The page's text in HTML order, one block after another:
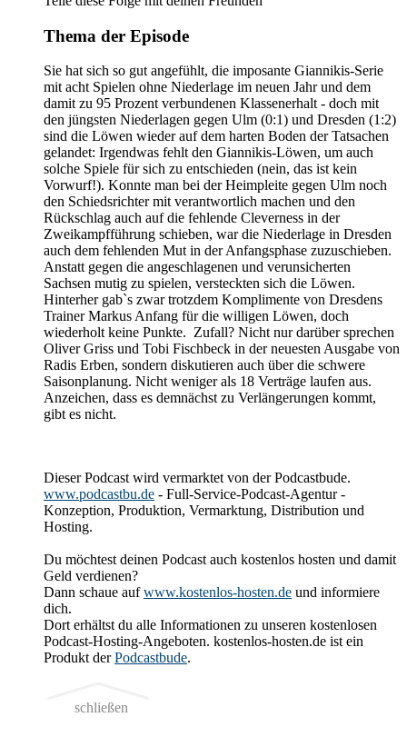
Thema der Episode
Sie hat sich so gut angefühlt, die imposante Giannikis-Serie
mit acht Spielen ohne Niederlage im neuen Jahr und dem
damit zu 95 Prozent verbundenen Klassenerhalt - doch mit
den jüngsten Niederlagen gegen Ulm (0:1) und Dresden (1:2)
sind die Löwen wieder auf dem harten Boden der Tatsachen
gelandet: Irgendwas fehlt den Giannikis-Löwen, um auch
solche Spiele für sich zu entschieden (nein, das ist kein
Vorwurf!). Konnte man bei der Heimpleite gegen Ulm noch
den Schiedsrichter mit verantwortlich machen und den
Rückschlag auch auf die fehlende Cleverness in der
Zweikampfführung schieben, war die Niederlage in Dresden
auch dem fehlenden Mut in der Anfangsphase zuzuschieben.
Anstatt gegen die angeschlagenen und verunsicherten
Sachsen mutig zu spielen, versteckten sich die Löwen.
Hinterher gab`s zwar trotzdem Komplimente von Dresdens
Trainer Markus Anfang für die willigen Löwen, doch
wiederholt keine Punkte. Zufall? Nicht nur darüber sprechen
Oliver Griss und Tobi Fischbeck in der neuesten Ausgabe von
Radis Erben, sondern diskutieren auch über die schwere
Saisonplanung. Nicht weniger als 18 Verträge laufen aus.
Anzeichen, dass es demnächst zu Verlängerungen kommt,
gibt es nicht.
Dieser Podcast wird vermarktet von der Podcastbude.
www.podcastbu.de - Full-Service-Podcast-Agentur -
Konzeption, Produktion, Vermarktung, Distribution und
Hosting.
Du möchtest deinen Podcast auch kostenlos hosten und damit
Geld verdienen?
Dann schaue aufwww.kostenlos-hosten.de und informiere
dich.
Dort erhältst du alle Informationen zu unseren kostenlosen
Podcast-Hosting-Angeboten. kostenlos-hosten.de ist ein
Produkt derPodcastbude.
schließen